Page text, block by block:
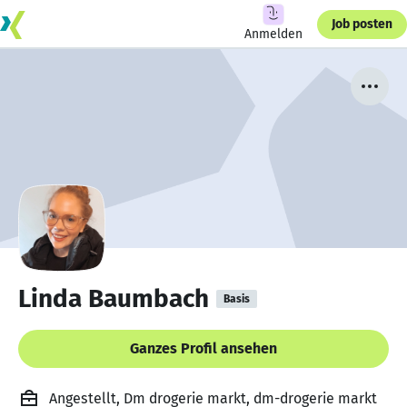
Anmelden
Job posten
Linda Baumbach Basis
Ganzes Profil ansehen
Angestellt, Dm drogerie markt, dm-drogerie markt